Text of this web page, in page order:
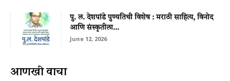
पु. ल. देशपांडे पुण्यतिथी विशेष : मराठी साहित्य, विनोद
आणि संस्कृतीला...
June 12, 2026
आणखी वाचा